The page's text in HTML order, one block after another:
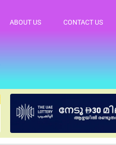
ABOUT US CONTACT US